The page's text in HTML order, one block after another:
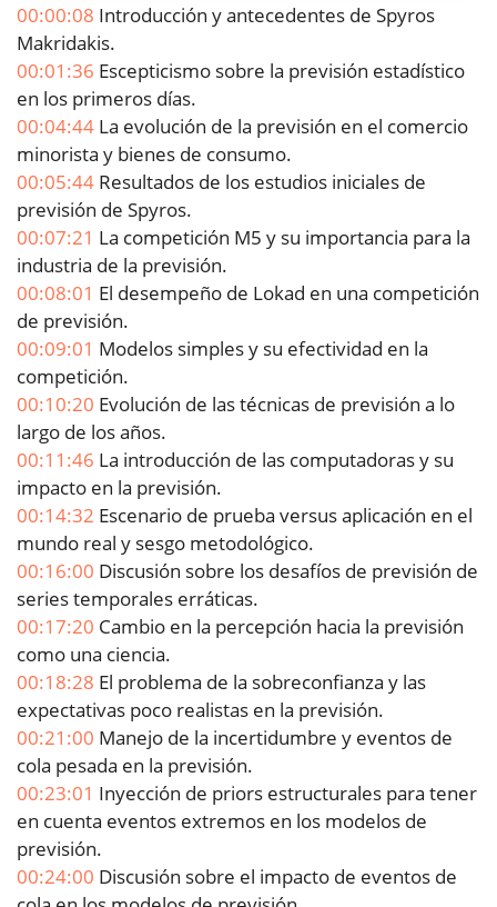
00:00:08 Introducción y antecedentes de Spyros
Makridakis.
00:01:36 Escepticismo sobre la previsión estadístico
en los primeros días.
00:04:44 La evolución de la previsión en el comercio
minorista y bienes de consumo.
00:05:44 Resultados de los estudios iniciales de
previsión de Spyros.
00:07:21 La competición M5 y su importancia para la
industria de la previsión.
00:08:01 El desempeño de Lokad en una competición
de previsión.
00:09:01 Modelos simples y su efectividad en la
competición.
00:10:20 Evolución de las técnicas de previsión a lo
largo de los años.
00:11:46 La introducción de las computadoras y su
impacto en la previsión.
00:14:32 Escenario de prueba versus aplicación en el
mundo real y sesgo metodológico.
00:16:00 Discusión sobre los desafíos de previsión de
series temporales erráticas.
00:17:20 Cambio en la percepción hacia la previsión
como una ciencia.
00:18:28 El problema de la sobreconfianza y las
expectativas poco realistas en la previsión.
00:21:00 Manejo de la incertidumbre y eventos de
cola pesada en la previsión.
00:23:01 Inyección de priors estructurales para tener
en cuenta eventos extremos en los modelos de
previsión.
00:24:00 Discusión sobre el impacto de eventos de